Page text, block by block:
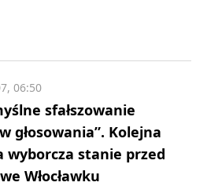
sfałszowanie
głosowania”. Kolejna
wyborcza stanie przed
Włocławku
06:50